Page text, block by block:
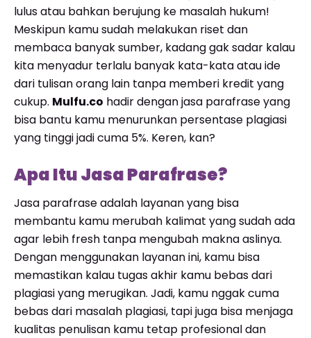
lulus atau bahkan berujung ke masalah hukum!
Meskipun kamu sudah melakukan riset dan
membaca banyak sumber, kadang gak sadar kalau
kita menyadur terlalu banyak kata-kata atau ide
dari tulisan orang lain tanpa memberi kredit yang
cukup. Mulfu.co hadir dengan jasa parafrase yang
bisa bantu kamu menurunkan persentase plagiasi
yang tinggi jadi cuma 5%. Keren, kan?
Apa Itu Jasa Parafrase?
Jasa parafrase adalah layanan yang bisa
membantu kamu merubah kalimat yang sudah ada
agar lebih fresh tanpa mengubah makna aslinya.
Dengan menggunakan layanan ini, kamu bisa
memastikan kalau tugas akhir kamu bebas dari
plagiasi yang merugikan. Jadi, kamu nggak cuma
bebas dari masalah plagiasi, tapi juga bisa menjaga
kualitas penulisan kamu tetap profesional dan